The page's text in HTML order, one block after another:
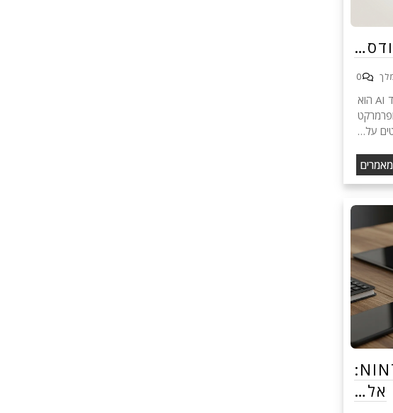
0
מעבר לסאונד: למה איירפודס עם מצלמה עתיד AI הוא
על…
מאמרים
מטען ל-NINTENDO SWITCH:
אל…